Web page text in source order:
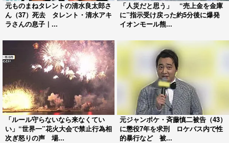
元ものまねタレントの清水良太郎さ
ん（37）死去 タレント・清水アキ
ラさんの息子｜...
「人災だと思う」 “売上金を金庫
に”指示受け戻った約5分後に爆発
イオンモール熊...
「ルール守らないなら来なくてい
い」“世界一”花火大会で禁止行為相
次ぎ怒りの声 場...
元ジャンポケ・斉藤慎二被告（43）
に懲役7年を求刑 ロケバス内で性
的暴行など 被...